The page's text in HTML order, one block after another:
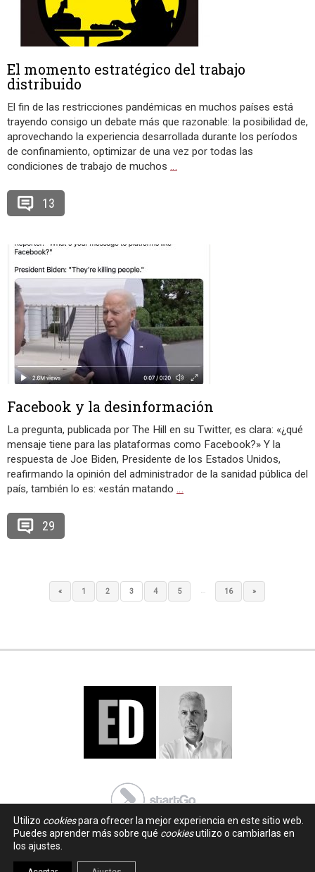
El momento estratégico del trabajo
distribuido
El fin de las restricciones pandémicas en muchos países está
trayendo consigo un debate más que razonable: la posibilidad de,
aprovechando la experiencia desarrollada durante los períodos
de confinamiento, optimizar de una vez por todas las
condiciones de trabajo de muchos …
13
Facebook y la desinformación
La pregunta, publicada por The Hill en su Twitter, es clara: «¿qué
mensaje tiene para las plataformas como Facebook?» Y la
respuesta de Joe Biden, Presidente de los Estados Unidos,
reafirmando la opinión del administrador de la sanidad pública del
país, también lo es: «están matando …
29
« 1 2 3 4 5 … 16 »
Utilizo cookiespara ofrecer la mejor experiencia en este sitio web.
Puedes aprender más sobre qué cookiesutilizo o cambiarlas en
los ajustes.